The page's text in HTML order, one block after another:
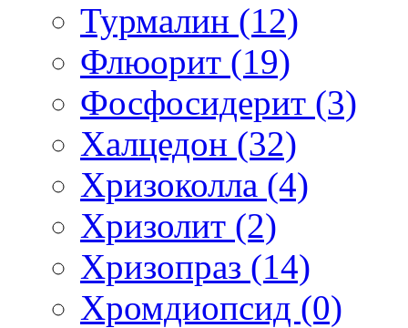
Турмалин (12)
Флюорит (19)
Фосфосидерит (3)
Халцедон (32)
Хризоколла (4)
Хризолит (2)
Хризопраз (14)
Хромдиопсид (0)